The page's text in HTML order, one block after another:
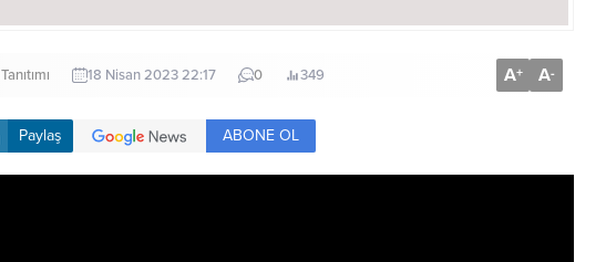
18 Nisan 2023 22:17 0 349 A+ A-
Paylaş ABONE OL